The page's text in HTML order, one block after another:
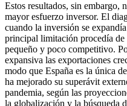
Estos resultados, sin embargo,
mayor esfuerzo inversor. El
cuando la inversión se
principal limitación procedía
pequeño y poco competitivo.
expansiva las exportaciones
modo que España es la única
ha mejorado su superávit
pandemia, según las
la globalización y la búsqueda